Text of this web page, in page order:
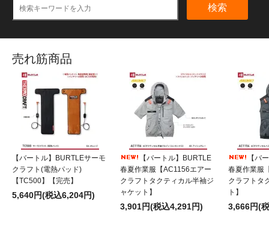
検索
売れ筋商品
【バートル】BURTLEサーモ
クラフト(電熱パッド)
【TC500】【完売】
5,640円(税込6,204円)
【バートル】BURTLE
春夏作業服【AC1156エアー
クラフトタクティカル半袖ジ
ャケット】
3,901円(税込4,291円)
【バ
春夏作業服
クラフトタ
ト】
3,666円(